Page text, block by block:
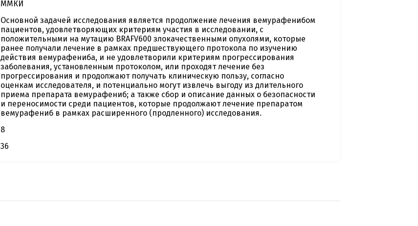
ММКИ
Основной задачей исследования является продолжение лечения вемурафенибом
пациентов, удовлетворяющих критериям участия в исследовании, с
положительными на мутацию BRAFV600 злокачественными опухолями, которые
ранее получали лечение в рамках предшествующего протокола по изучению
действия вемурафениба, и не удовлетворили критериям прогрессирования
заболевания, установленным протоколом, или проходят лечение без
прогрессирования и продолжают получать клиническую пользу, согласно
оценкам исследователя, и потенциально могут извлечь выгоду из длительного
приема препарата вемурафениб; а также сбор и описание данных о безопасности
и переносимости среди пациентов, которые продолжают лечение препаратом
вемурафениб в рамках расширенного (продленного) исследования.
8
36